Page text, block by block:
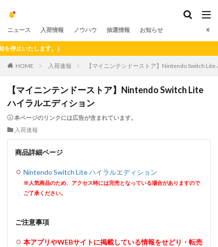
ニュース 入荷情報 ノウハウ 抽選情報 お知らせ
いたします。）
HOME 入荷速報 【マイニンテンドーストア】Nintendo Switch
【マイニンテンドーストア】Nintendo Switch Lite
ハイラルエディション
本ページのリンクには広告が含まれています。
入荷速報
商品詳細ページ
Nintendo Switch Lite ハイラルエディション
※人気商品のため、アクセス時には完売となっている場合がありますので
ご了承ください。
ご注意事項
本アプリやWEBサイトに掲載している情報をせどり・転売